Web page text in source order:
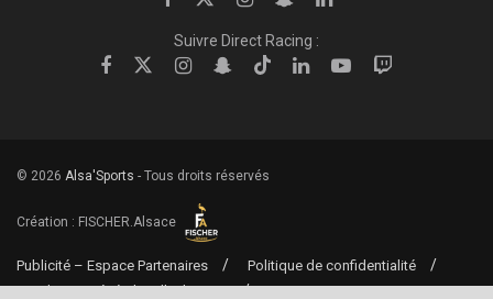
Suivre Direct Racing :
© 2026 Alsa'Sports - Tous droits réservés
Création : FISCHER.Alsace
Publicité – Espace Partenaires
Politique de confidentialité
Conditions générales d’utilisation